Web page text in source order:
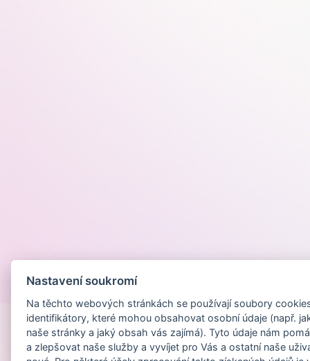
Nastavení soukromí
Na těchto webových stránkách se používají soubory
identifikátory, které mohou obsahovat osobní údaje (např.
naše stránky a jaký obsah vás zajímá). Tyto údaje nám
a zlepšovat naše služby a vyvíjet pro Vás a ostatní naše